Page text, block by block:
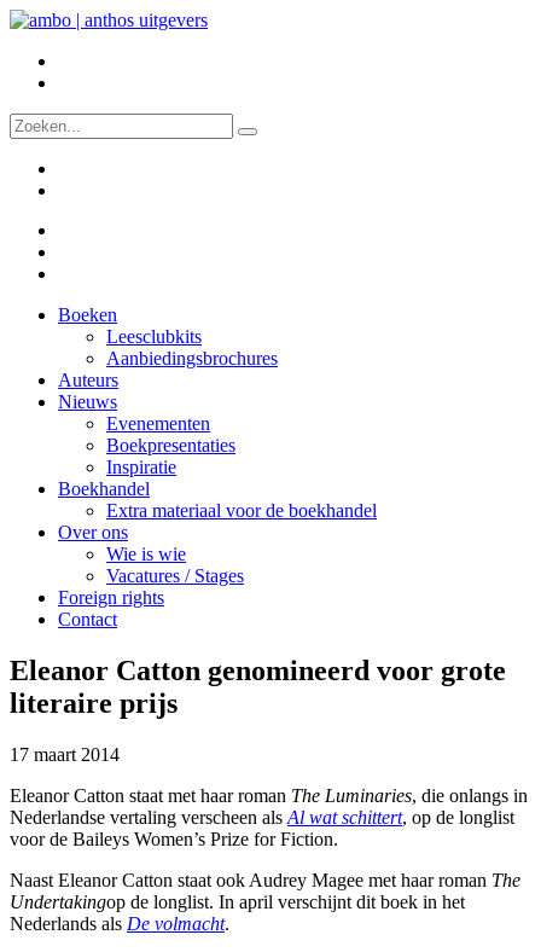
Boeken
Leesclubkits
Aanbiedingsbrochures
Auteurs
Nieuws
Evenementen
Boekpresentaties
Inspiratie
Boekhandel
Extra materiaal voor de boekhandel
Over ons
Wie is wie
Vacatures / Stages
Foreign rights
Contact
Eleanor Catton genomineerd voor grote
literaire prijs
17 maart 2014
Eleanor Catton staat met haar roman The Luminaries, die onlangs in
Nederlandse vertaling verscheen als Al wat schittert, op de longlist
voor de Baileys Women’s Prize for Fiction.
Naast Eleanor Catton staat ook Audrey Magee met haar roman The
Undertakingop de longlist. In april verschijnt dit boek in het
Nederlands als De volmacht.